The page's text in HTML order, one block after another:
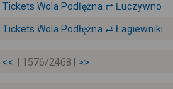
Tickets Wola Podłężna ⇄ Łuczywno
Tickets Wola Podłężna ⇄ Łagiewniki
<< | 1576/2468 | >>